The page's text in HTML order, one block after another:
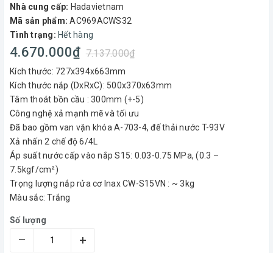
Nhà cung cấp: Hadavietnam
Mã sản phẩm: AC969ACWS32
Tình trạng: Hết hàng
4.670.000₫ 7.137.000₫
Kích thước: 727x394x663mm
Kích thước nắp (DxRxC): 500x370x63mm
Tâm thoát bồn cầu : 300mm (+-5)
Công nghệ xả mạnh mẽ và tối ưu
Đã bao gồm van vặn khóa A-703-4, đế thải nước T-93V
Xả nhấn 2 chế độ 6/4L
Áp suất nước cấp vào nắp S15: 0.03-0.75 MPa, (0.3 –
7.5kgf/cm²)
Trọng lượng nắp rửa cơ Inax CW-S15VN : ~ 3kg
Màu sắc: Trắng
Số lượng
– +